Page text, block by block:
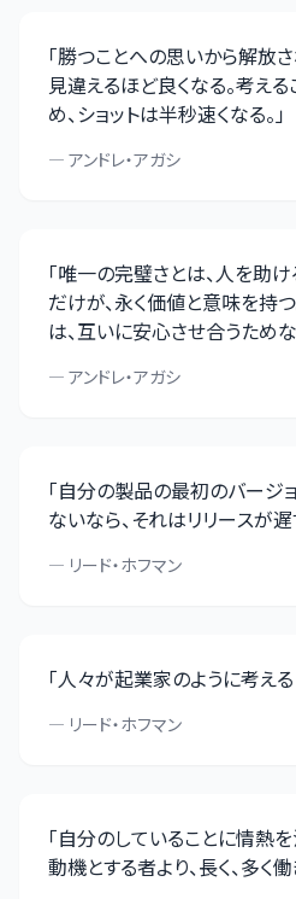
「勝つことへの思いから解放
見違えるほど良くなる。考える
め、ショットは半秒速くなる。」
— アンドレ・アガシ
「唯一の完璧さとは、人を助
だけが、永く価値と意味を持
は、互いに安心させ合うためな
— アンドレ・アガシ
「自分の製品の最初のバージ
ないなら、それはリリースが遅
— リード・ホフマン
「人々が起業家のように考える
— リード・ホフマン
「自分のしていることに情熱
動機とする者より、長く、多く